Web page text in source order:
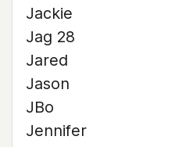
Jackie
Jag 28
Jared
Jason
JBo
Jennifer